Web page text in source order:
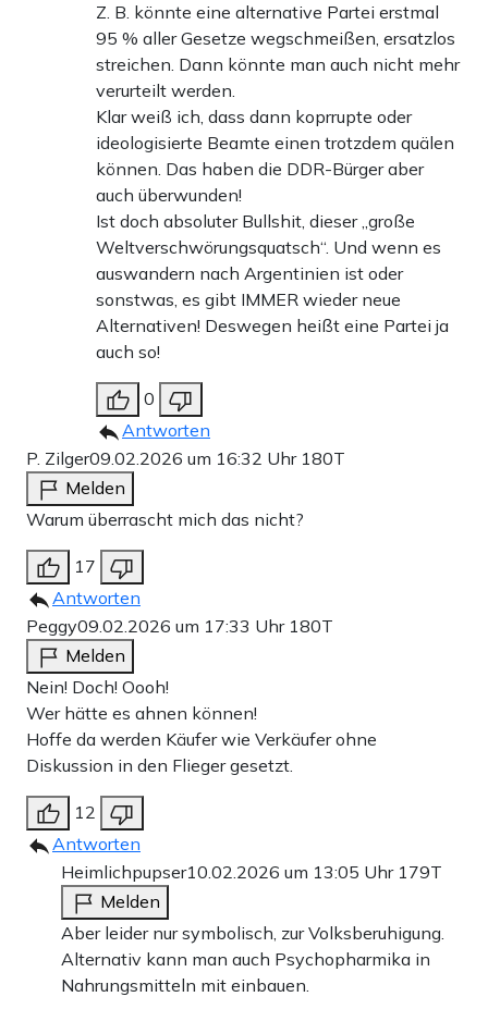
Z. B. könnte eine alternative Partei erstmal
95 % aller Gesetze wegschmeißen, ersatzlos
streichen. Dann könnte man auch nicht mehr
verurteilt werden.
Klar weiß ich, dass dann koprrupte oder
ideologisierte Beamte einen trotzdem quälen
können. Das haben die DDR-Bürger aber
auch überwunden!
Ist doch absoluter Bullshit, dieser „große
Weltverschwörungsquatsch“. Und wenn es
auswandern nach Argentinien ist oder
sonstwas, es gibt IMMER wieder neue
Alternativen! Deswegen heißt eine Partei ja
auch so!
0
Antworten
P. Zilger09.02.2026 um 16:32 Uhr 180T
Melden
Warum überrascht mich das nicht?
17
Antworten
Peggy09.02.2026 um 17:33 Uhr 180T
Melden
Nein! Doch! Oooh!
Wer hätte es ahnen können!
Hoffe da werden Käufer wie Verkäufer ohne
Diskussion in den Flieger gesetzt.
12
Antworten
Heimlichpupser10.02.2026 um 13:05 Uhr 179T
Melden
Aber leider nur symbolisch, zur Volksberuhigung.
Alternativ kann man auch Psychopharmika in
Nahrungsmitteln mit einbauen.